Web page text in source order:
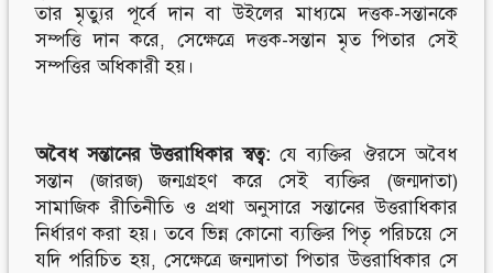
তার মৃত্যুর পূর্বে দান বা উইলের মাধ্যমে দত্তক-সন্তানকে
সম্পত্তি দান করে, সেক্ষেত্রে দত্তক-সন্তান মৃত পিতার সেই
সম্পত্তির অধিকারী হয়।
অবৈধ সন্তানের উত্তরাধিকার স্বত্ব: যে ব্যক্তির ঔরসে অবৈধ
সন্তান (জারজ) জন্মগ্রহণ করে সেই ব্যক্তির (জন্মদাতা)
সামাজিক রীতিনীতি ও প্রথা অনুসারে সন্তানের উত্তরাধিকার
নির্ধারণ করা হয়। তবে ভিন্ন কোনো ব্যক্তির পিতৃ পরিচয়ে সে
যদি পরিচিত হয়, সেক্ষেত্রে জন্মদাতা পিতার উত্তরাধিকার সে